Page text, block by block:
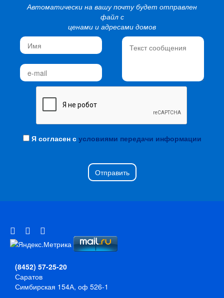
Автоматически на вашу почту будет отправлен
файл с
ценами и адресами домов
Я согласен с условиями передачи информации
Отправить
(8452) 57-25-20
Саратов
Симбирская 154А, оф 526-1